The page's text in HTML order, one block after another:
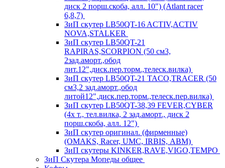
диск 2 порш.скоба, алл. 10") (Atlant racer
6,8,7)
ЗиП скутер LB50QT-16 ACTIV,ACTIV
NOVA,STALKER
ЗиП скутер LB50QT-21
RAPIRAS,SCORPION (50 см3,
2зад.аморт.,обод
лит.12",диск.пер.торм.,телеск.вилка)
ЗиП скутер LB50QT-21 TACO,TRACER (50
см3,2 зад.аморт.,обод
литой12",диск.пер.торм.,телеск.пер.вилка)
ЗиП скутер LB50QT-38,39 FEVER,CYBER
(4х т., тел.вилка, 2 зад.аморт., диск 2
порш.скоба, алл. 12")
ЗиП скутер оригинал. (фирменные)
(OMAKS, Racer, UMC, IRBIS, АВМ)
ЗиП скутеры KINKER,RAVE,VIGO,TEMPO
ЗиП Скутера Мопеды общее